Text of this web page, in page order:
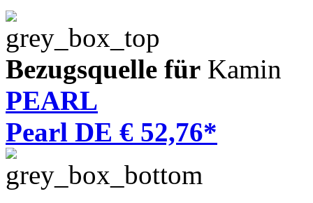
Bezugsquelle für Kamin
PEARL
Pearl DE € 52,76*